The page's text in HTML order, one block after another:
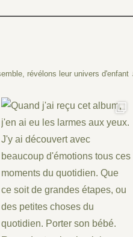
révélons leur univers d'enfant